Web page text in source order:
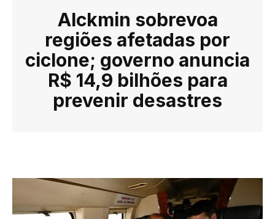
Alckmin sobrevoa
regiões afetadas por
ciclone; governo anuncia
R$ 14,9 bilhões para
prevenir desastres